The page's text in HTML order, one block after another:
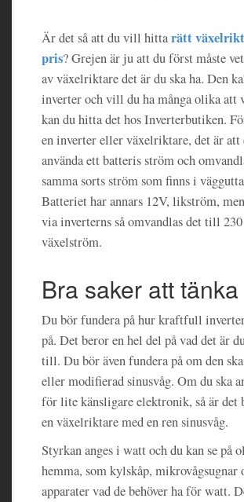
Är det så att du vill hittarätt
pris? Grejen är ju att du först måste
av växelriktare det är du ska ha. Den
inverter och vill du ha många olika att
kan du hitta det hos Inverterbutiken.
en inverter eller växelriktare, det är att
använda ett batteris ström och
samma sorts ström som finns i
Batteriet har annars 12V, likström,
via inverterns så omvandlas det till
växelström.
Bra saker att
Du bör fundera på hur kraftfull inverter
på. Det beror en hel del på vad det är
till. Du bör även fundera på om den
eller modifierad sinusvåg. Om du ska
för lite känsligare elektronik, så är det
en växelriktare med en ren sinusvåg.
Styrkan anges i watt och du kan se på
hemma, som kylskåp, mikrovågsugnar
apparater vad de behöver ha för watt.